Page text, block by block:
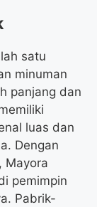
satu
minuman
panjang dan
luas dan
Dengan
Mayora
pemimpin
Pabrik-